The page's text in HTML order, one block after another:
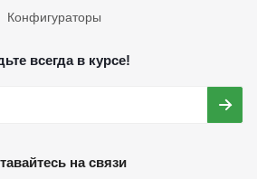
Конфигураторы
всегда в курсе!
на связи